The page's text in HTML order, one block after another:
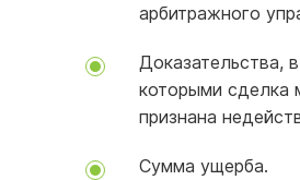
арбитражного
Доказательства,
которыми сделка
признана
Сумма ущерба.